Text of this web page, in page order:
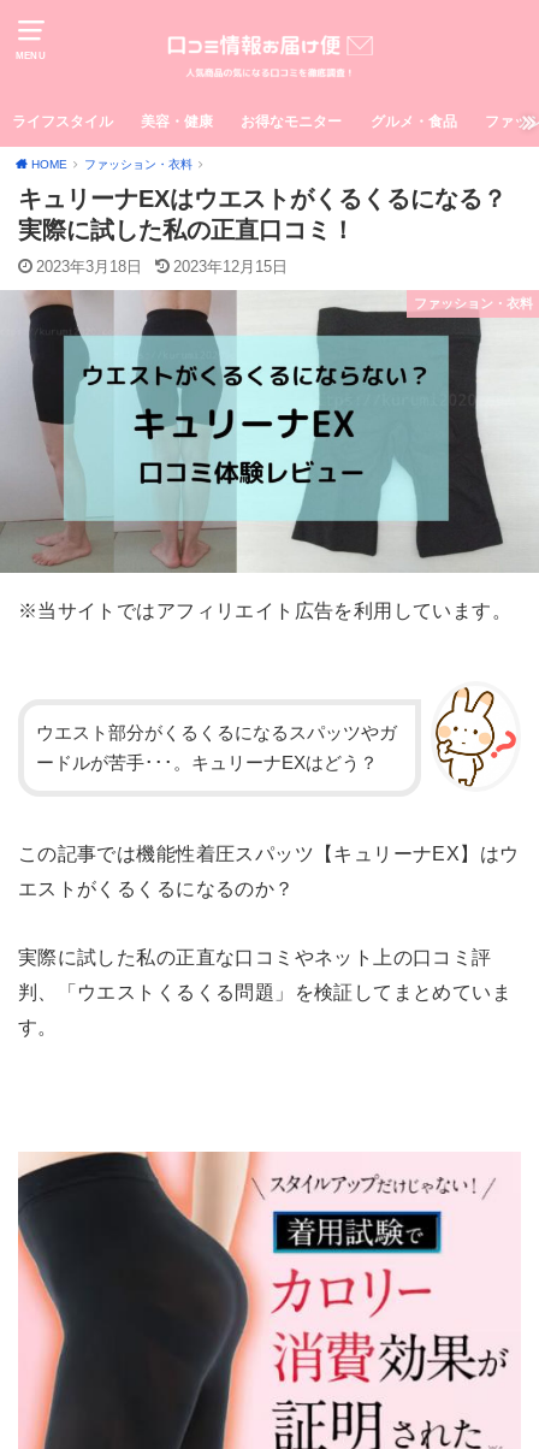
MENU
ライフスタイル 美容・健康 お得なモニター グルメ・食品 ファッ
HOME ファッション・衣料
キュリーナEXはウエストがくるくるになる？
実際に試した私の正直口コミ！
2023年3月18日 2023年12月15日
ファッション・衣料
※当サイトではアフィリエイト広告を利用しています。
ウエスト部分がくるくるになるスパッツやガ
ードルが苦手･･･。キュリーナEXはどう？
この記事では機能性着圧スパッツ【キュリーナEX】はウ
エストがくるくるになるのか？
実際に試した私の正直な口コミやネット上の口コミ評
判、「ウエストくるくる問題」を検証してまとめていま
す。